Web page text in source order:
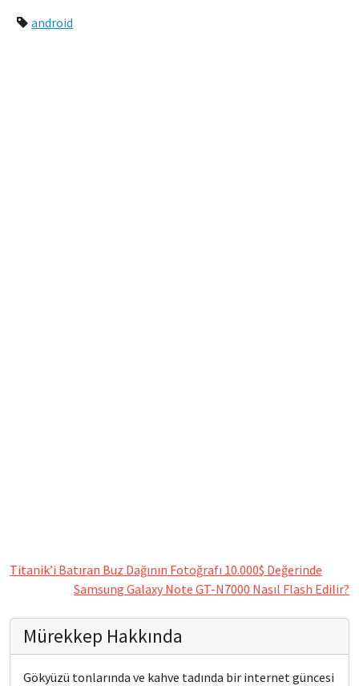
android
Titanik’i Batıran Buz Dağının Fotoğrafı 10.000$ Değerinde
Samsung Galaxy Note GT-N7000 Nasıl Flash Edilir?
Mürekkep Hakkında
Gökyüzü tonlarında ve kahve tadında bir internet güncesi